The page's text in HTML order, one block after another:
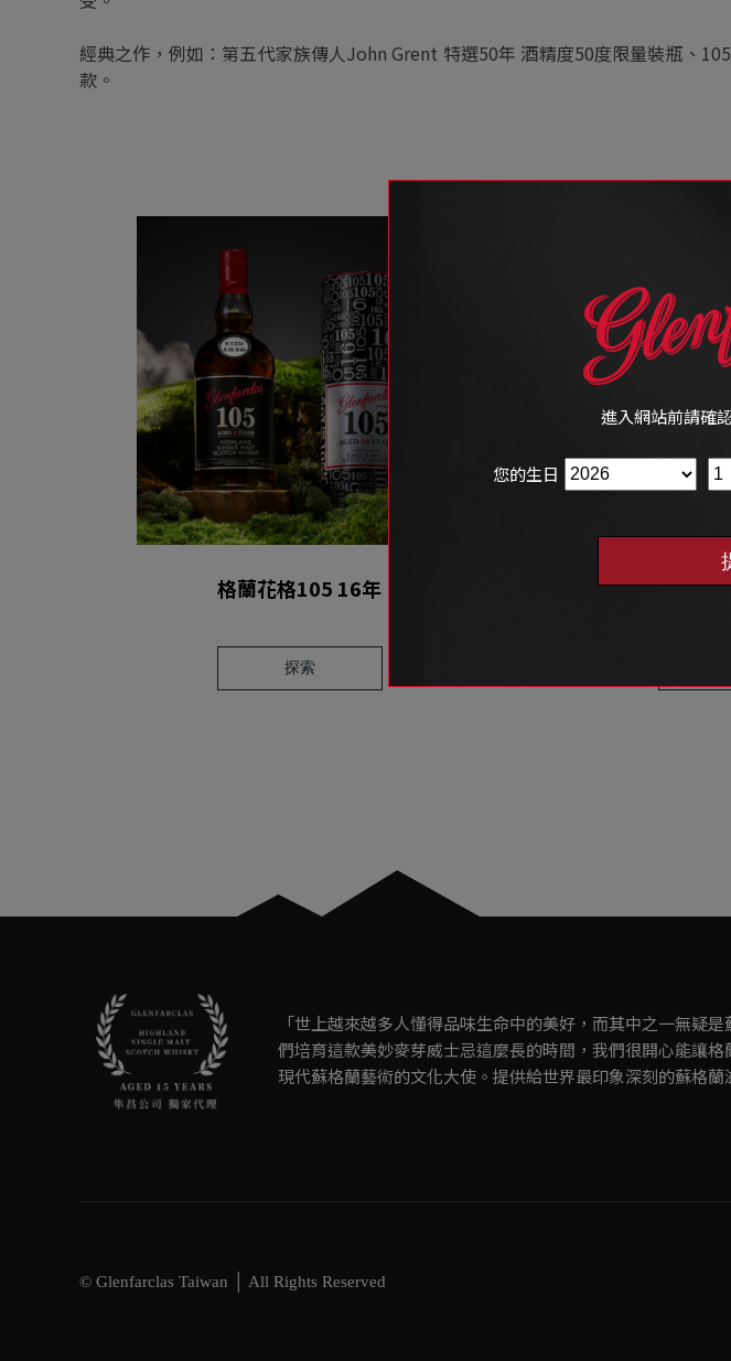
進入網站前請確
您的生日
經典之作，例如：第五代家族傳人John Grent 特選50年 酒精度50度限量裝瓶、
款。
格蘭花格105 16年
探索
格蘭
「世上越來越多人懂得品味生命中的美好，而其中之一無疑
們培育這款美妙麥芽威士忌這麼長的時間，我們很開心能讓
現代蘇格蘭藝術的文化大使。提供給世界最印象深刻的蘇格蘭
© Glenfarclas Taiwan │ All Rights Reserved